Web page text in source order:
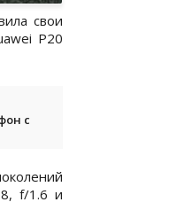
свои
P20
с
f/1.6 и